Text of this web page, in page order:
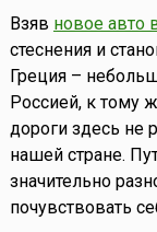
Взяв новое авто
стеснения и
Греция –
Россией, к тому
дороги здесь не
нашей стране.
значительно
почувствовать